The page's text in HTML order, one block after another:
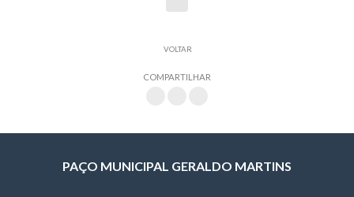
VOLTAR
COMPARTILHAR
PAÇO MUNICIPAL GERALDO MARTINS